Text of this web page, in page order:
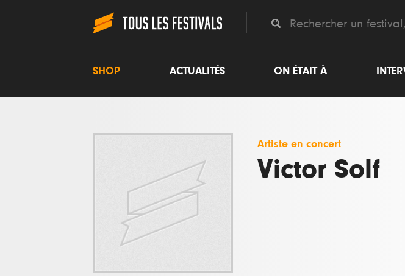
SHOP ACTUALITÉS ON ÉTAIT À
Artiste en concert
Victor Solf